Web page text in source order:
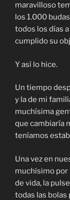
maravilloso
los 1.000
todos los días
cumplido su
Y así lo hice.
Un tiempo
y la de mi
muchísima
que cambiaría
teníamos
Una vez en
muchísimo
de vida, la
todas las bolas